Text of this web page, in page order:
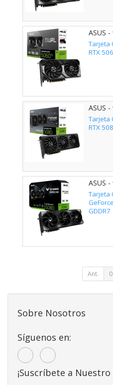
ASUS
Tarjeta
RTX
ASUS
Tarjeta
RTX
ASUS
Tarjeta
GDDR7
Ant.
Sobre Nosotros
Síguenos en:
¡Suscríbete a